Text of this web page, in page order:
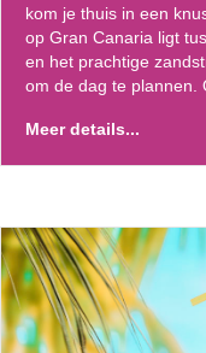
kom je thuis in een
op Gran Canaria ligt
en het prachtige
om de dag te plannen.
Meer details...